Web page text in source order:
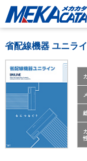
省配線機器 ユニラ